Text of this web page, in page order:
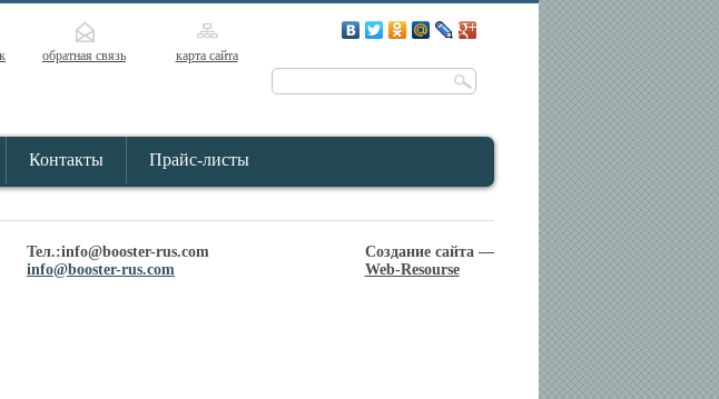
обратная связь карта сайта
Контакты Прайс-листы
Тел.:info@booster-rus.com
info@booster-rus.com
Создание сайта —
Web-Resourse